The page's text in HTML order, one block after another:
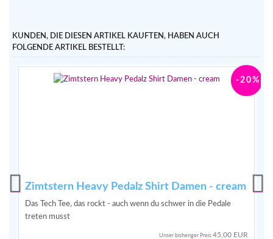
KUNDEN, DIE DIESEN ARTIKEL KAUFTEN, HABEN AUCH
FOLGENDE ARTIKEL BESTELLT:
Zimtstern Heavy Pedalz Shirt Damen - cream
Das Tech Tee, das rockt - auch wenn du schwer in die Pedale
treten musst
Unser bisheriger Preis 45,00 EUR
-20%